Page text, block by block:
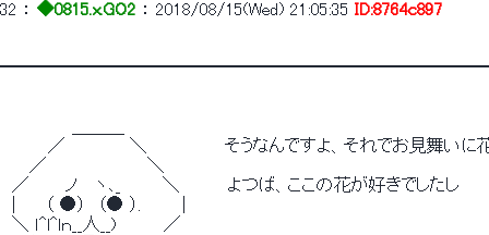
32 ： ◆0815.x.GO2 ： 2018/08/15(Wed) 21:05:35 ID:8764c897
／　　 　 　 ＼　　　　　　 そうなんですよ、それでお見舞いに
／　　　　　 　 　 ＼
／　　　ノ　 ヽ､_　　　 ＼　 　 　よつば、ここの花が好きでしたし
|　　 （ ●）　（● ）. 　 　 |
＼ ｌ^l^lｎ__人__)　 　　 ／